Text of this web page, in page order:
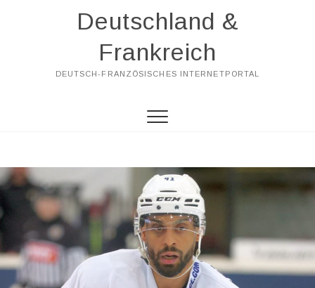
Deutschland &
Frankreich
DEUTSCH-FRANZÖSISCHES INTERNETPORTAL